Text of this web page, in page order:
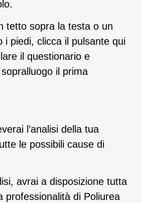
tetto sopra la testa o un
i piedi, clicca il pulsante qui
il questionario e
il prima
l’analisi della tua
le possibili cause di
avrai a disposizione tutta
professionalità di Poliurea